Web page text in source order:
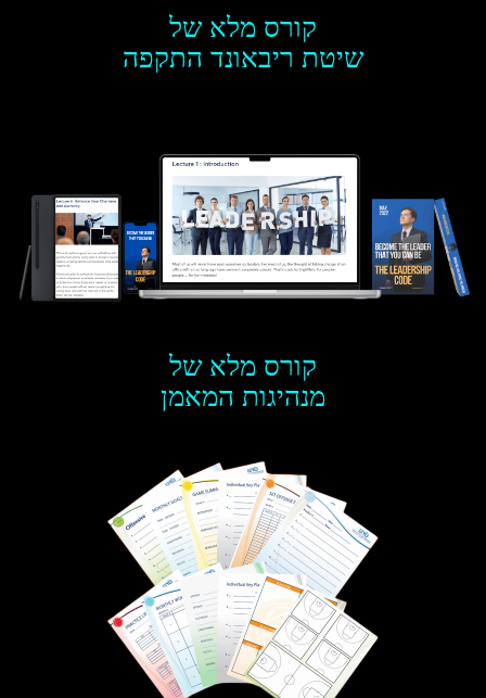
קורס מלא של
שיטת ריבאונד התקפה
קורס מלא של
מנהיגות המאמן